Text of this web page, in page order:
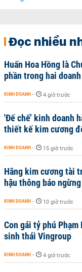
Đọc nhiều
Huấn Hoa Hồng là
phần trong hai
KINH DOANH - 4 giờ trước
'Đế chế’ kinh doanh
thiết kế kim cương
KINH DOANH - 15 giờ trước
Hãng kim cương tài
hậu thông báo
KINH DOANH - 10 giờ trước
Con gái tỷ phú
sinh thái Vingroup
KINH DOANH - 4 giờ trước